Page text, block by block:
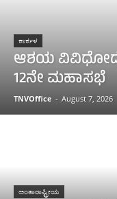
ಕಾರ್ಕಳ
ಆಶಯ
12ನೇ ಮಹಾಸಭೆ
TNVOffice - August 7, 2026
ಅಂತಾರಾಷ್ಟ್ರೀಯ